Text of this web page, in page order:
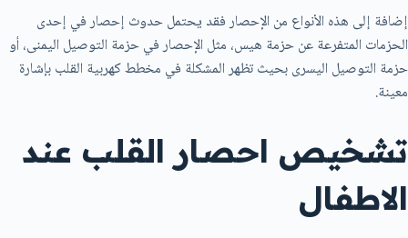
إضافة إلى هذه الأنواع من الإحصار فقد يحتمل حدوث إحصار في إحدى
الحزمات المتفرعة عن حزمة هيس، مثل الإحصار في حزمة التوصيل اليمنى، أو
حزمة التوصيل اليسرى بحيث تظهر المشكلة في مخطط كهربية القلب بإشارة
معينة.
تشخيص احصار القلب عند
الاطفال